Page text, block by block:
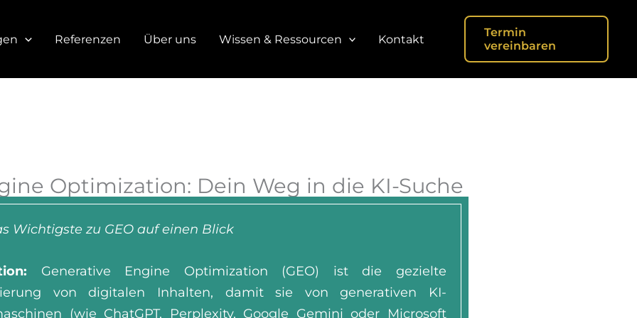
Referenzen Über uns Wissen & Ressourcen Kontakt
Termin
vereinbaren
Optimization: Dein Weg in die KI-Suche
Wichtigste zu GEO auf einen Blick
Generative Engine Optimization (GEO) ist die gezielte
von digitalen Inhalten, damit sie von generativen KI-
(wie ChatGPT, Perplexity, Google Gemini oder Microsoft